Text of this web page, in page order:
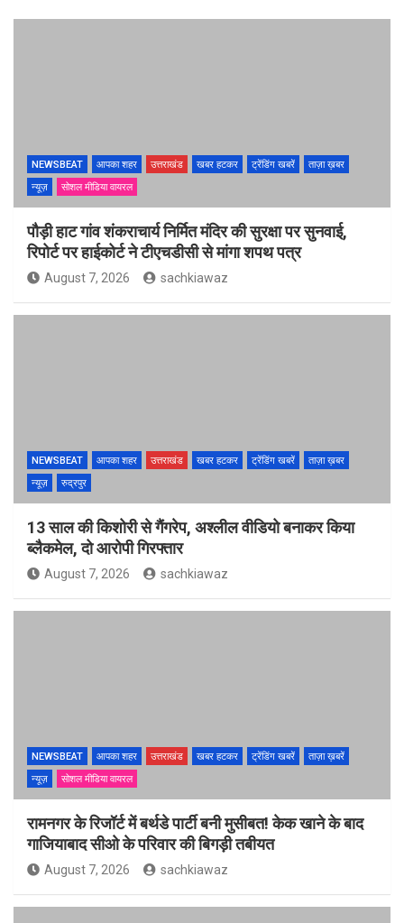
NEWSBEAT आपका शहर उत्तराखंड खबर हटकर ट्रेंडिंग खबरें
ताज़ा ख़बर
न्यूज़
सोशल मीडिया वायरल
पौड़ी हाट गांव शंकराचार्य निर्मित मंदिर की सुरक्षा पर सुनवाई,
रिपोर्ट पर हाईकोर्ट ने टीएचडीसी से मांगा शपथ पत्र
August 7, 2026 sachkiawaz
NEWSBEAT आपका शहर उत्तराखंड खबर हटकर ट्रेंडिंग खबरें
ताज़ा ख़बर
न्यूज़
रुद्रपुर
13 साल की किशोरी से गैंगरेप, अश्लील वीडियो बनाकर किया
ब्लैकमेल, दो आरोपी गिरफ्तार
August 7, 2026 sachkiawaz
NEWSBEAT आपका शहर उत्तराखंड खबर हटकर ट्रेंडिंग खबरें
ताज़ा ख़बरें
न्यूज़
सोशल मीडिया वायरल
रामनगर के रिजॉर्ट में बर्थडे पार्टी बनी मुसीबत! केक खाने के बाद
गाजियाबाद सीओ के परिवार की बिगड़ी तबीयत
August 7, 2026 sachkiawaz